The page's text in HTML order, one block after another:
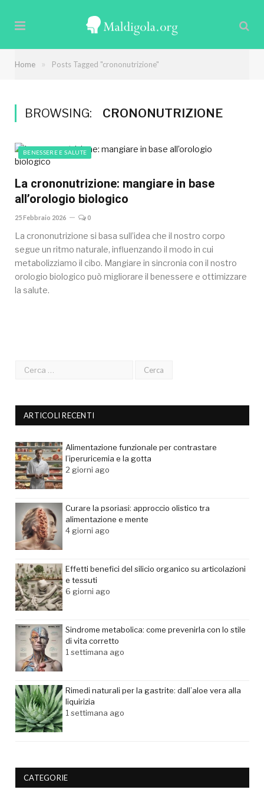
Home » Posts Tagged "crononutrizione"
BROWSING: CRONONUTRIZIONE
BENESSERE E SALUTE
La crononutrizione: mangiare in base
all’orologio biologico
25 Febbraio 2026 0
La crononutrizione si basa sull’idea che il nostro corpo
segue un ritmo naturale, influenzando il modo in cui
metabolizziamo il cibo. Mangiare in sincronia con il nostro
orologio biologico può migliorare il benessere e ottimizzare
la salute.
ARTICOLI RECENTI
Alimentazione funzionale per contrastare
l’iperuricemia e la gotta
2 giorni ago
Curare la psoriasi: approccio olistico tra
alimentazione e mente
4 giorni ago
Effetti benefici del silicio organico su articolazioni
e tessuti
6 giorni ago
Sindrome metabolica: come prevenirla con lo stile
di vita corretto
1 settimana ago
Rimedi naturali per la gastrite: dall’aloe vera alla
liquirizia
1 settimana ago
CATEGORIE